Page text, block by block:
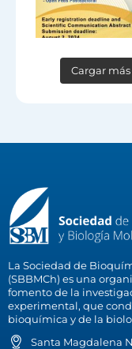
Cargar más
La Sociedad de
(SBBMCh) es una
fomento de la
experimental, que
bioquímica y de la
Santa Magdalena